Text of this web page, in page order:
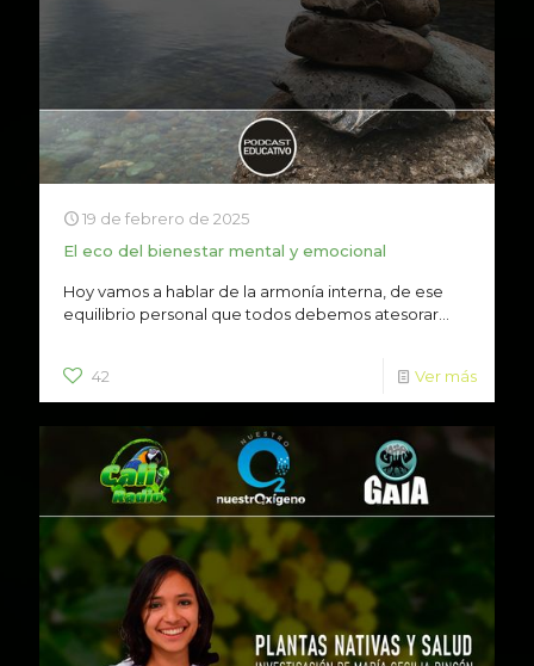
19 de febrero de 2025
El eco del bienestar mental y emocional
Hoy vamos a hablar de la armonía interna, de ese
equilibrio personal que todos debemos atesorar...
42 Ver más